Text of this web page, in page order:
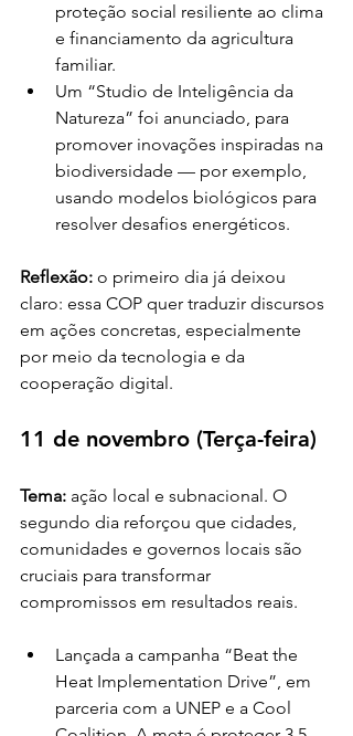
proteção social resiliente ao clima
e financiamento da agricultura
familiar.
Um “Studio de Inteligência da
Natureza” foi anunciado, para
promover inovações inspiradas na
biodiversidade — por exemplo,
usando modelos biológicos para
resolver desafios energéticos.
Reflexão: o primeiro dia já deixou
claro: essa COP quer traduzir discursos
em ações concretas, especialmente
por meio da tecnologia e da
cooperação digital.
11 de novembro (Terça-feira)
Tema: ação local e subnacional. O
segundo dia reforçou que cidades,
comunidades e governos locais são
cruciais para transformar
compromissos em resultados reais.
Lançada a campanha “Beat the
Heat Implementation Drive”, em
parceria com a UNEP e a Cool